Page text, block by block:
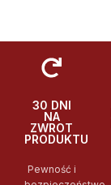
30 DNI
NA
ZWROT
PRODUKTU
Pewność i